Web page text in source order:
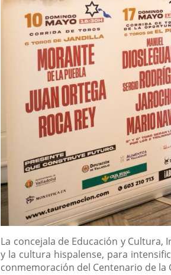
Descripción
La concejala de Educación y
y la cultura hispalense, para
conmemoración del Centenario de la